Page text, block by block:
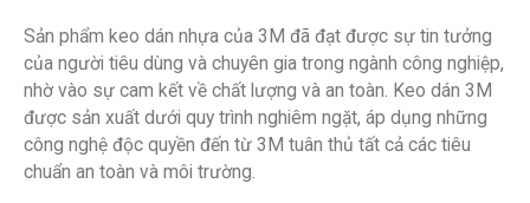
Sản phẩm keo dán nhựa của 3M đã đạt được sự tin tưởng
của người tiêu dùng và chuyên gia trong ngành công nghiệp,
nhờ vào sự cam kết về chất lượng và an toàn. Keo dán 3M
được sản xuất dưới quy trình nghiêm ngặt, áp dụng những
công nghệ độc quyền đến từ 3M tuân thủ tất cả các tiêu
chuẩn an toàn và môi trường.